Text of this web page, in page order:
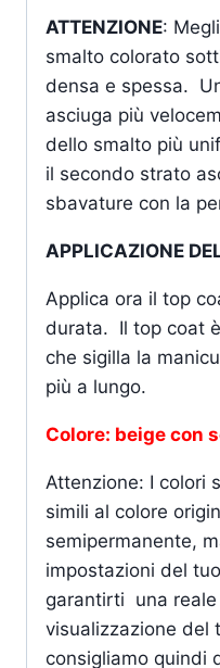
ATTENZIONE:
smalto colorato
densa e spessa.
asciuga più
dello smalto più
il secondo strato
sbavature con la
APPLICAZIONE
Applica ora il top
durata. Il top coat
che sigilla la
più a lungo.
Colore: beige con
Attenzione: I colori
simili al colore
semipermanente,
impostazioni del
garantirti una
visualizzazione del
consigliamo quindi